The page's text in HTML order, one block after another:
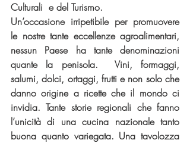
Culturali  e del Turismo.
Un’occasione irripetibile per promuovere
le nostre tante eccellenze agroalimentari,
nessun Paese ha tante denominazioni
quante la penisola.  Vini, formaggi,
salumi, dolci, ortaggi, frutti e non solo che
danno origine a ricette che il mondo ci
invidia. Tante storie regionali che fanno
l’unicità di una cucina nazionale tanto
buona quanto variegata. Una tavolozza